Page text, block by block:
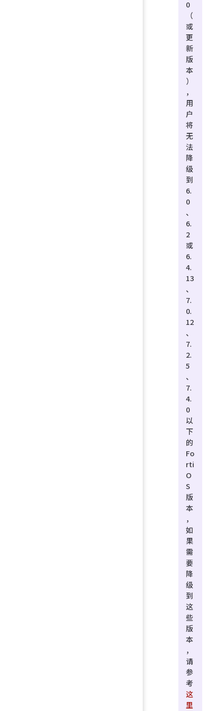
0
（
或
更
新
版
本
）
，
用
户
将
无
法
降
级
到
6.
0
、
6.
2
或
6.
4.
13
、
7.
0.
12
、
7.
2.
5
、
7.
4.
0
以
下
的
Fo
rti
O
S
版
本
，
如
果
需
要
降
级
到
这
些
版
本
，
请
参
考
这
里